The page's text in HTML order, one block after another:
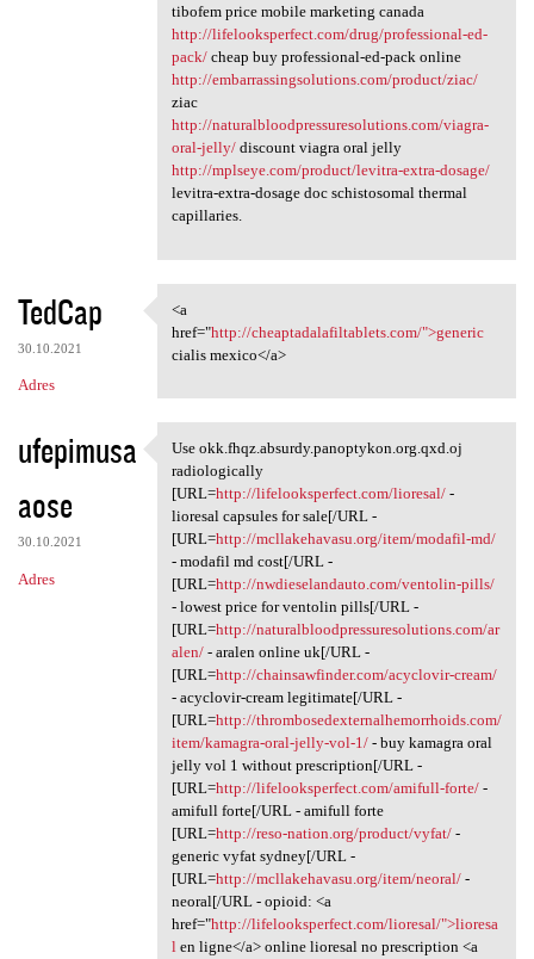
tibofem price mobile marketing canada
http://lifelooksperfect.com/drug/professional-ed-
pack/cheap buy professional-ed-pack online
http://embarrassingsolutions.com/product/ziac/
ziac
http://naturalbloodpressuresolutions.com/viagra-
oral-jelly/discount viagra oral jelly
http://mplseye.com/product/levitra-extra-dosage/
levitra-extra-dosage doc schistosomal thermal
capillaries.
TedCap
30.10.2021
Adres
<a href="http:/
<a
href="http://cheaptadalafiltablets.com/">generic
cialis mexico</a>
ufepimusa
aose
30.10.2021
Adres
Use okk.fhqz.absurdy
Use okk.fhqz.absurdy.panoptykon.org.qxd.oj
radiologically
[URL=http://lifelooksperfect.com/lioresal/-
lioresal capsules for sale[/URL -
[URL=http://mcllakehavasu.org/item/modafil-md/
- modafil md cost[/URL -
[URL=http://nwdieselandauto.com/ventolin-pills/
- lowest price for ventolin pills[/URL -
[URL=http://naturalbloodpressuresolutions.com/ar
alen/- aralen online uk[/URL -
[URL=http://chainsawfinder.com/acyclovir-cream/
- acyclovir-cream legitimate[/URL -
[URL=http://thrombosedexternalhemorrhoids.com/
item/kamagra-oral-jelly-vol-1/- buy kamagra oral
jelly vol 1 without prescription[/URL -
[URL=http://lifelooksperfect.com/amifull-forte/-
amifull forte[/URL - amifull forte
[URL=http://reso-nation.org/product/vyfat/-
generic vyfat sydney[/URL -
[URL=http://mcllakehavasu.org/item/neoral/-
neoral[/URL - opioid: <a
href="http://lifelooksperfect.com/lioresal/">lioresa
len ligne</a> online lioresal no prescription <a